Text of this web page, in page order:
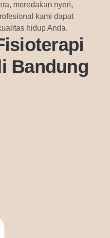
meredakan nyeri,
kami dapat
hidup Anda.
Bandung